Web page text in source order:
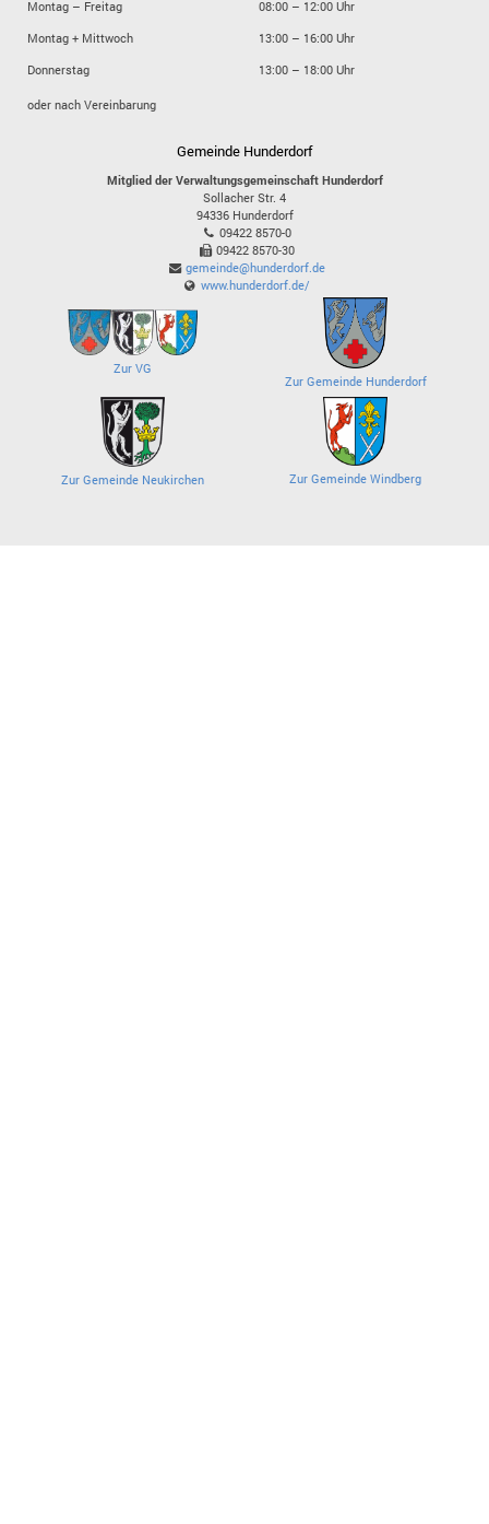
Montag – Freitag
08:00 – 12:00 Uhr
Montag + Mittwoch
13:00 – 16:00 Uhr
Donnerstag
13:00 – 18:00 Uhr
oder nach Vereinbarung
Gemeinde Hunderdorf
Mitglied der Verwaltungsgemeinschaft Hunderdorf
Sollacher Str. 4
94336 Hunderdorf
09422 8570-0
09422 8570-30
gemeinde@hunderdorf.de
www.hunderdorf.de/
Zur VG
Zur Gemeinde Hunderdorf
Zur Gemeinde Neukirchen Zur Gemeinde Windberg